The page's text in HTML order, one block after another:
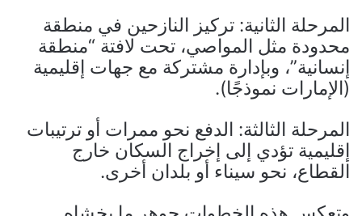
المرحلة الثانية: تركيز النازحين في منطقة
محدودة مثل المواصي، تحت لافتة “منطقة
إنسانية”، وبإدارة مشتركة مع جهات إقليمية
(الإمارات نموذجًا).
المرحلة الثالثة: الدفع نحو ممرات أو ترتيبات
إقليمية تؤدي إلى إخراج السكان خارج
القطاع، نحو سيناء أو بلدان أخرى.